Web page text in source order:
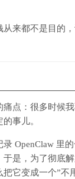
来都不是目的，
点：很多时候
事儿。
OpenClaw 里
于是，为了彻底
它变成一个”不